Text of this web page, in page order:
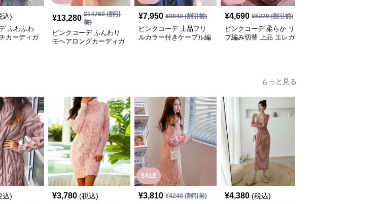
込)
ふわふわ
カーディガ
¥13,280 ¥14760(割引
前)
ピンクコーデ ふんわり
モヘアロングカーディガ
¥7,950 ¥8840(割引前)
ピンクコーデ 上品フリ
ルカラー付きケーブル編
¥4,690 ¥5220(割引前)
ピンクコーデ 柔らか リ
ブ編み切替 上品 エレガ
もっと見る
込) ¥3,780 (税込)
SALE
¥3,810 ¥4240(割引前) ¥4,380 (税込)